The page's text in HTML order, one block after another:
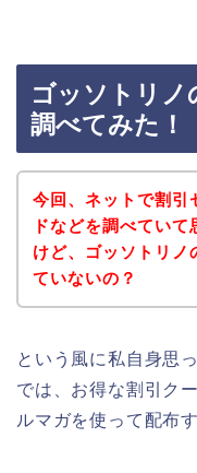
ゴッソトリノ
調べてみた！
今回、ネットで割引
ドなどを調べてい
けど、ゴッソトリノ
ていないの？
という風に私自身思
では、お得な割引ク
ルマガを使って配布